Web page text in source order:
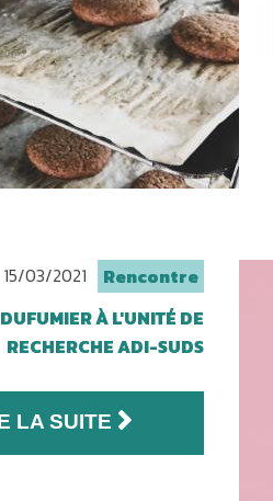
Rencontre
15/03/2021
À L'UNITÉ DE
RECHERCHE ADI-SUDS
LA SUITE